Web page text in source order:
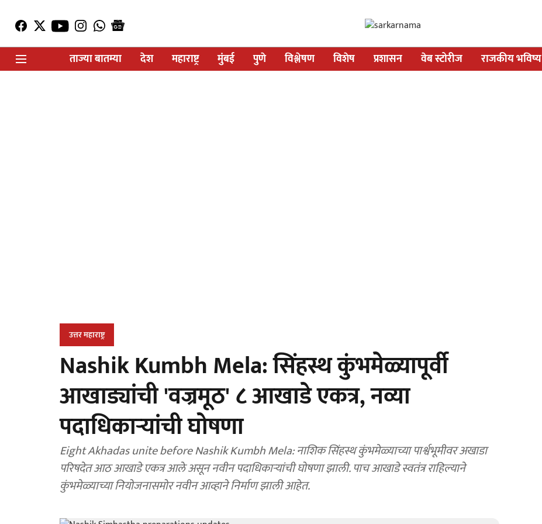
ताज्या बातम्या
देश महाराष्ट्र मुंबई पुणे विश्लेषण विशेष प्रशासन वेब स्टोरीज राजकीय भविष्य
उत्तर महाराष्ट्र
Nashik Kumbh Mela: सिंहस्थ कुंभमेळ्यापूर्वी
आखाड्यांची 'वज्रमूठ' ८ आखाडे एकत्र, नव्या
पदाधिकाऱ्यांची घोषणा
Eight Akhadas unite before Nashik Kumbh Mela: नाशिक सिंहस्थ कुंभमेळ्याच्या पार्श्वभूमीवर अखाडा
परिषदेत आठ आखाडे एकत्र आले असून नवीन पदाधिकाऱ्यांची घोषणा झाली. पाच आखाडे स्वतंत्र राहिल्याने
कुंभमेळ्याच्या नियोजनासमोर नवीन आव्हाने निर्माण झाली आहेत.